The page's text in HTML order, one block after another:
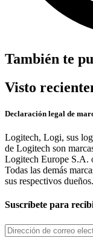
También te
Visto
Declaración legal de
Logitech, Logi, sus
de Logitech son
Logitech Europe S.A.
Todas las demás
sus respectivos dueños.
Suscríbete para